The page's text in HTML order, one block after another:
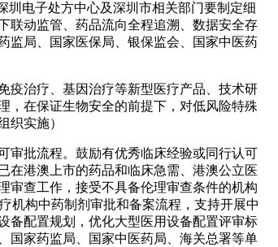
圳电子处方中心及深圳市相关部门要制定细
联动监管、药品流向全程追溯、数据安全存
监局、国家医保局、银保监会、国家中医药
疫治疗、基因治疗等新型医疗产品、技术研
，在保证生物安全的前提下，对低风险特殊
织实施）
审批流程。鼓励有优秀临床经验或同行认可
在港澳上市的药品和临床急需、港澳公立医
审查工作，接受不具备伦理审查条件的机构
机构中药制剂审批和备案流程，支持开展中
备配置规划，优化大型医用设备配置评审标
国家药监局、国家中医药局、海关总署等单